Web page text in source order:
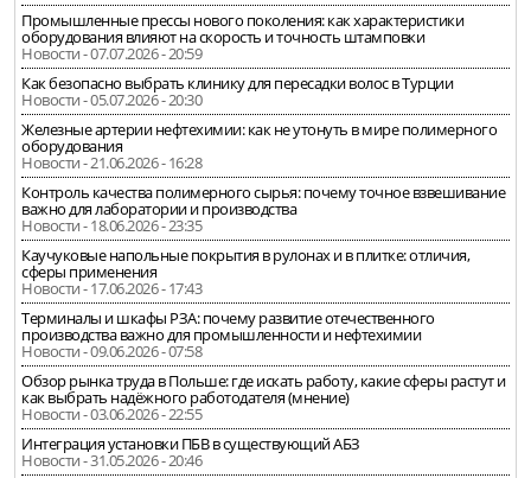
Промышленные прессы нового поколения: как характеристики
оборудования влияют на скорость и точность штамповки
Новости - 07.07.2026 - 20:59
Как безопасно выбрать клинику для пересадки волос в Турции
Новости - 05.07.2026 - 20:30
Железные артерии нефтехимии: как не утонуть в мире полимерного
оборудования
Новости - 21.06.2026 - 16:28
Контроль качества полимерного сырья: почему точное взвешивание
важно для лаборатории и производства
Новости - 18.06.2026 - 23:35
Каучуковые напольные покрытия в рулонах и в плитке: отличия,
сферы применения
Новости - 17.06.2026 - 17:43
Терминалы и шкафы РЗА: почему развитие отечественного
производства важно для промышленности и нефтехимии
Новости - 09.06.2026 - 07:58
Обзор рынка труда в Польше: где искать работу, какие сферы растут и
как выбрать надёжного работодателя (мнение)
Новости - 03.06.2026 - 22:55
Интеграция установки ПБВ в существующий АБЗ
Новости - 31.05.2026 - 20:46